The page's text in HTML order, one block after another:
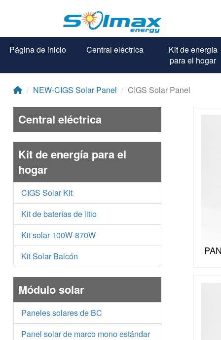
Página de inicio Central eléctrica
Kit de energía
para el hogar
NEW-CIGS Solar Panel CIGS Solar Panel
Central eléctrica
Kit de energía para el
hogar
CIGS Solar Kit
Kit de baterías de litio
Kit solar 100W-870W
Kit Solar Balcón
Módulo solar
Paneles solares de BC
Panel solar de marco mono estándar